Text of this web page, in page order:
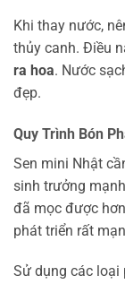
Khi thay nước,
thủy canh. Điều
ra hoa. Nước
đẹp.
Quy Trình Bón
Sen mini Nhật
sinh trưởng
đã mọc được
phát triển rất
Sử dụng các loại